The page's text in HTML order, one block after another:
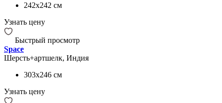
242x242 см
Узнать цену
Быстрый просмотр
Space
Шерсть+артшелк, Индия
303x246 см
Узнать цену